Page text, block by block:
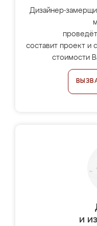
Дизайнер-
составит проект и
стоимости
и